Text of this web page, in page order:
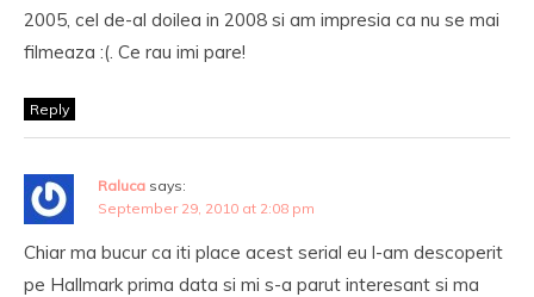
2005, cel de-al doilea in 2008 si am impresia ca nu se mai
filmeaza :(. Ce rau imi pare!
Reply
Raluca says:
September 29, 2010 at 2:08 pm
Chiar ma bucur ca iti place acest serial eu l-am descoperit
pe Hallmark prima data si mi s-a parut interesant si ma